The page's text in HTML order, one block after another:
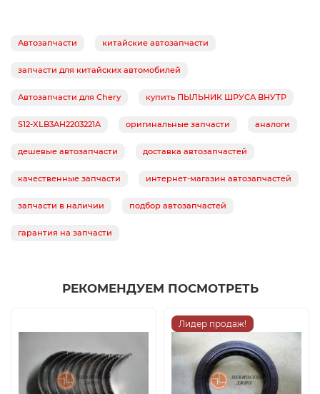
Автозапчасти китайские автозапчасти
запчасти для китайских автомобилей
Автозапчасти для Chery купить ПЫЛЬНИК ШРУСА ВНУТР
S12-XLB3AH2203221A оригинальные запчасти аналоги
дешевые автозапчасти доставка автозапчастей
качественные запчасти интернет-магазин автозапчастей
запчасти в наличии подбор автозапчастей
гарантия на запчасти
РЕКОМЕНДУЕМ ПОСМОТРЕТЬ
Лидер продаж!